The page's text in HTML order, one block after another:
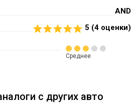
AND
5 (4 оценки)
Среднее
с других авто